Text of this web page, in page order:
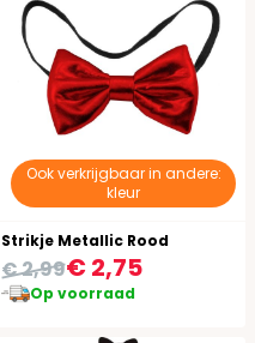
Ook verkrijgbaar in andere:
kleur
Strikje Metallic Rood
€ 2,75
€ 2,99
Op voorraad